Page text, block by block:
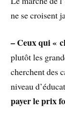
ne se croisent
– Ceux qui «
plutôt les
cherchent des
niveau
payer le prix